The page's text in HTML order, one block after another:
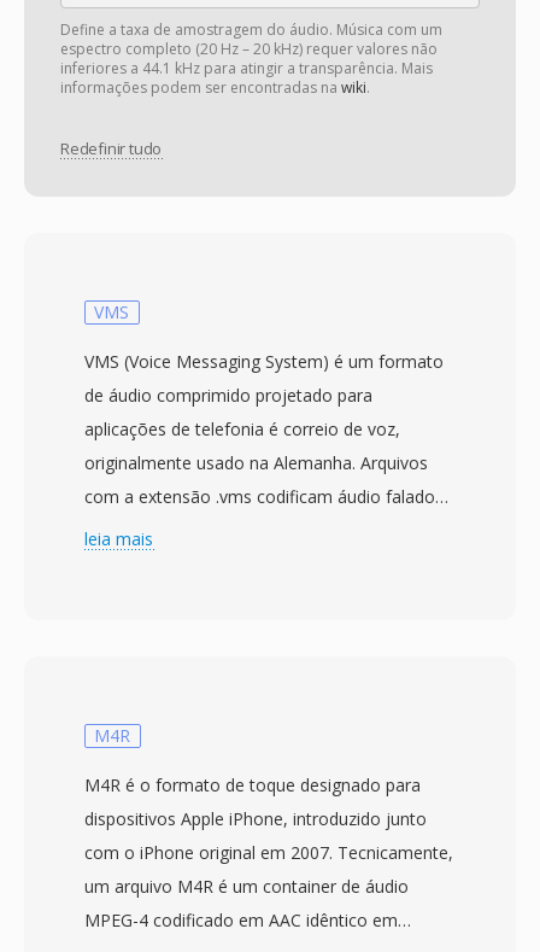
Define a taxa de amostragem do áudio. Música com um
espectro completo (20 Hz – 20 kHz) requer valores não
inferiores a 44.1 kHz para atingir a transparência. Mais
informações podem ser encontradas na wiki.
Redefinir tudo
VMS
VMS (Voice Messaging System) é um formato
de áudio comprimido projetado para
aplicações de telefonia é correio de voz,
originalmente usado na Alemanha. Arquivos
com a extensão .vms codificam áudio falado
usando modulação delta de inclinacao variável
produz arquivos autodescritivos que
cabecalho curto. Esse cabecalho distingue o
VMS de fluxos CVSD brutos, permitindo que
ferramentas de reprodução processem
gravações sem configuração externa. O kit de
leia mais
M4R
M4R é o formato de toque designado para
dispositivos Apple iPhone, introduzido junto
com o iPhone original em 2007. Tecnicamente,
um arquivo M4R é um container de áudio
MPEG-4 codificado em AAC idêntico em